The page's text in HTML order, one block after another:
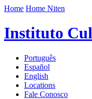
Home Home Niten
Instituto
Português
Español
English
Locations
Fale Conosco